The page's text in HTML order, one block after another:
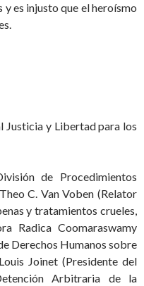
es injusto que el heroísmo
y Libertad para los
de Procedimientos
C. Van Voben (Relator
y tratamientos crueles,
Radica Coomaraswamy
Derechos Humanos sobre
Joinet (Presidente del
Arbitraria de la